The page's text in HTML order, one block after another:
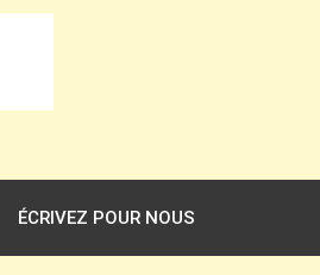
ÉCRIVEZ POUR NOUS